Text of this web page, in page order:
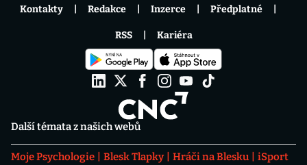
Další témata z našich webů
Moje Psychologie Blesk Tlapky Hráči na Blesku
iSport
Kontakty Redakce Inzerce Předplatné
RSS Kariéra